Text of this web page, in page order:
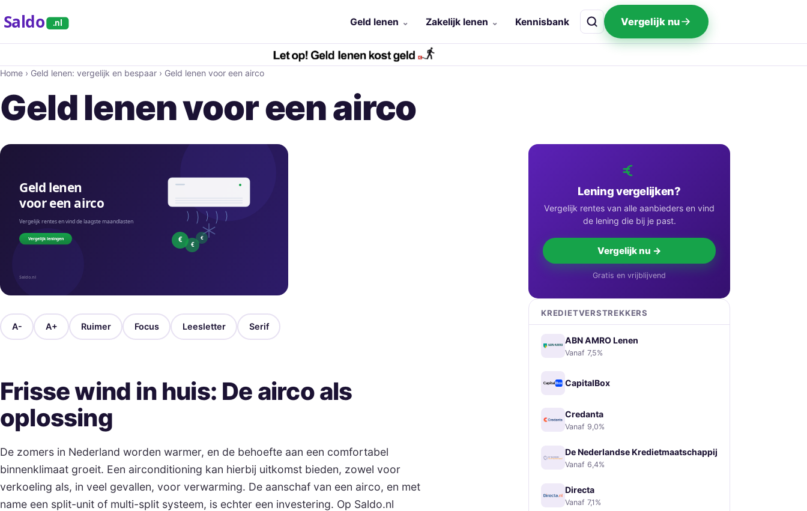
Saldo .nl Geld lenen Zakelijk lenen Kennisbank Vergelijk nu
Home › Geld lenen: vergelijk en bespaar › Geld lenen voor een airco
Geld lenen voor een airco
A- A+ Ruimer Focus Leesletter Serif
Frisse wind in huis: De airco als
oplossing
De zomers in Nederland worden warmer, en de behoefte aan een comfortabel
binnenklimaat groeit. Een airconditioning kan hierbij uitkomst bieden, zowel voor
verkoeling als, in veel gevallen, voor verwarming. De aanschaf van een airco, en met
name een split-unit of multi-split systeem, is echter een investering. Op Saldo.nl
Lening vergelijken?
Vergelijk rentes van alle aanbieders en vind
de lening die bij je past.
Vergelijk nu →
Gratis en vrijblijvend
KREDIETVERSTREKKERS
ABN AMRO Lenen
Vanaf 7,5%
CapitalBox
Credanta
Vanaf 9,0%
De Nederlandse Kredietmaatschappij
Vanaf 6,4%
Directa
Vanaf 7,1%